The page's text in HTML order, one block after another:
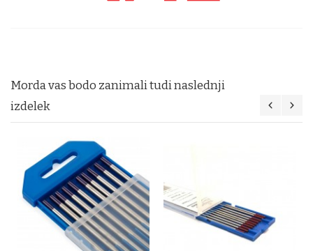
Morda vas bodo zanimali tudi naslednji
izdelek